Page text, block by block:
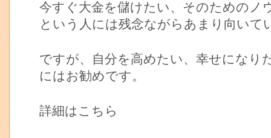
今すぐ大金を儲けたい、そのためのノ
という人には残念ながらあまり向いて
ですが、自分を高めたい、幸せになり
にはお勧めです。
詳細はこちら